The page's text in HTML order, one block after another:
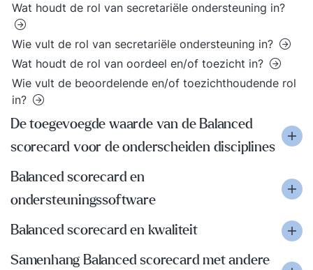
Wat houdt de rol van secretariële ondersteuning in?
Wie vult de rol van secretariële ondersteuning in?
Wat houdt de rol van oordeel en/of toezicht in?
Wie vult de beoordelende en/of toezichthoudende rol
in?
De toegevoegde waarde van de Balanced
scorecard voor de onderscheiden disciplines
Balanced scorecard en
ondersteuningssoftware
Balanced scorecard en kwaliteit
Samenhang Balanced scorecard met andere